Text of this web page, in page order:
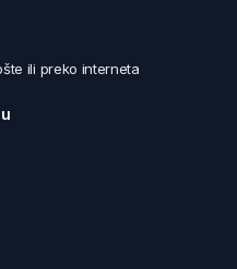
ili preko interneta